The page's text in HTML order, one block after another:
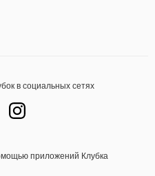
в социальных сетях
приложений Клубка